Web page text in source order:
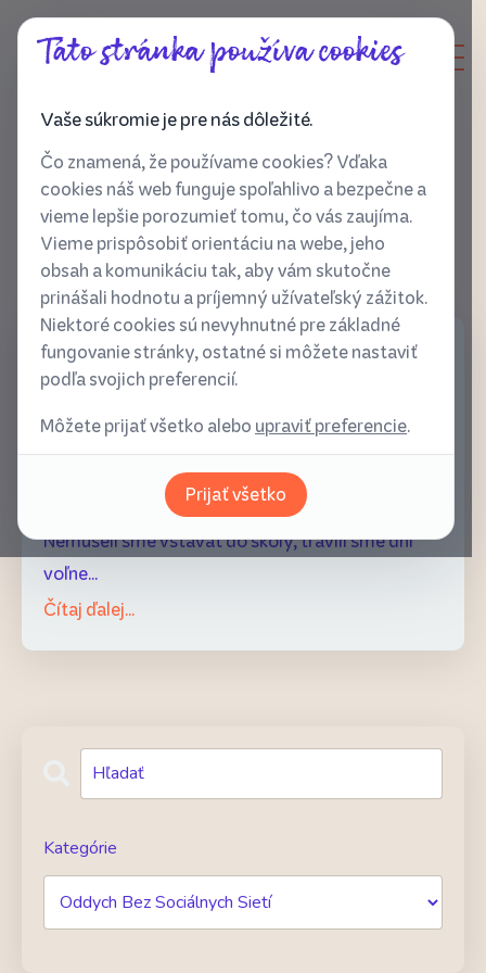
Recept na dovolenku ako kedysi
Aj ty máš čoraz viac pocit, že dovolenky už nie sú
také, ako predtým¹?Keď sme boli deti, alebo keď
sme vyrastali, prázdniny boli čarovným obdobím.
Nemuseli sme vstávať do školy, trávili sme dni
voľne...
Čítaj ďalej...
Kategórie
Táto stránka používa cookies
Vaše súkromie je pre nás dôležité.
Čo znamená, že používame cookies? Vďaka
cookies náš web funguje spoľahlivo a bezpečne a
vieme lepšie porozumieť tomu, čo vás zaujíma.
Vieme prispôsobiť orientáciu na webe, jeho
obsah a komunikáciu tak, aby vám skutočne
prinášali hodnotu a príjemný užívateľský zážitok.
Niektoré cookies sú nevyhnutné pre základné
fungovanie stránky, ostatné si môžete nastaviť
podľa svojich preferencií.
Môžete prijať všetko alebo upraviť preferencie.
Prijať všetko